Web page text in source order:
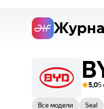
5,05
Все модели Seal